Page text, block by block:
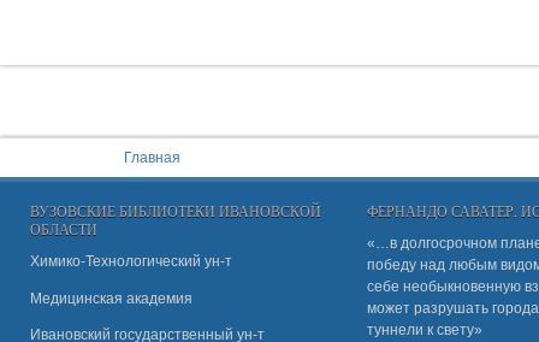
Главная
ВУЗОВСКИЕ БИБЛИОТЕКИ ИВАНОВСКОЙ
ОБЛАСТИ
Химико-Технологический ун-т
Медицинская академия
Ивановский государственный ун-т
ФЕРНАНДО САВАТЕР,
«…в долгосрочном
победу над любым
себе необыкновенную
может разрушать
туннели к свету»